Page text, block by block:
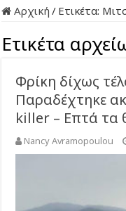
Αρχική / Ετικέτα:
Ετικέτα
Φρίκη δίχως
Παραδέχτηκε
killer – Επτά τα
Nancy Avramopoulou